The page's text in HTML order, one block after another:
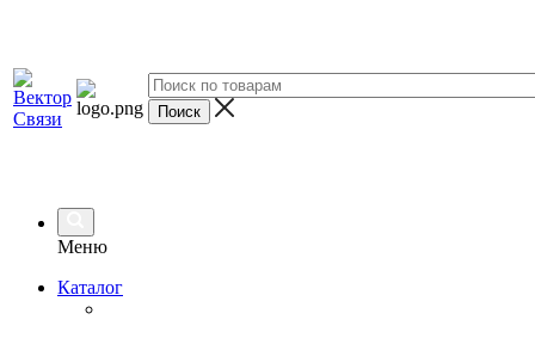
Меню
Каталог